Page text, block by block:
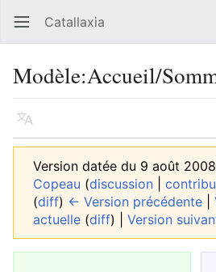
Ouvrir le menu principal Catallaxia
Modèle:Accueil/
Langue
Version datée du 9 août
Copeau (discussion
(diff) ← Version précédente
actuelle (diff) | Version